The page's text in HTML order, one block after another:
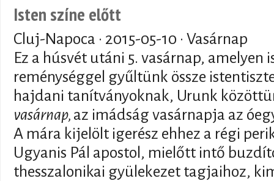
Isten színe előtt
Cluj-Napoca · 2015-05-10 · Vasárnap
Ez a húsvét utáni 5. vasárnap, amelyen
reménységgel gyűltünk össze
hajdani tanítványoknak, Urunk
vasárnap, az imádság vasárnapja az
A mára kijelölt igerész ehhez a régi
Ugyanis Pál apostol, mielőtt intő
thesszalonikai gyülekezet tagjaihoz,